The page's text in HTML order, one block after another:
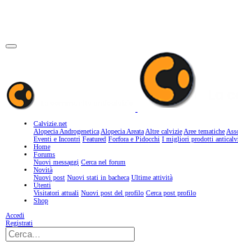
Calvizie.net
Alopecia AndrogeneticaAlopecia AreataAltre calvizieAree tematiche
Eventi e Incontri Featured Forfora e Pidocchi I migliori prodotti
Home
Forums
Nuovi messaggi Cerca nel forum
Novità
Nuovi post Nuovi stati in bacheca Ultime attività
Utenti
Visitatori attuali Nuovi post del profilo Cerca post profilo
Shop
Accedi
Registrati